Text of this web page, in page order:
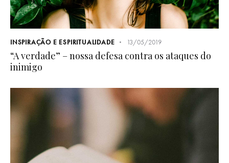
INSPIRAÇÃO E ESPIRITUALIDADE 13/05/2019
“A verdade” – nossa defesa contra os ataques do
inimigo